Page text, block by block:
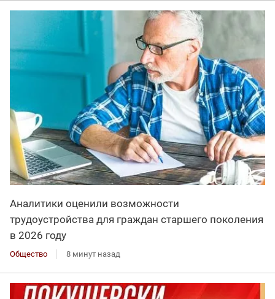
Аналитики оценили возможности
трудоустройства для граждан старшего поколения
в 2026 году
Общество 8 минут назад